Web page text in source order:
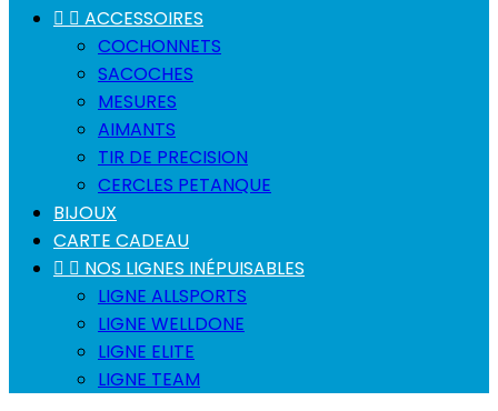
  ACCESSOIRES
COCHONNETS
SACOCHES
MESURES
AIMANTS
TIR DE PRECISION
CERCLES PETANQUE
BIJOUX
CARTE CADEAU
  NOS LIGNES INÉPUISABLES
LIGNE ALLSPORTS
LIGNE WELLDONE
LIGNE ELITE
LIGNE TEAM